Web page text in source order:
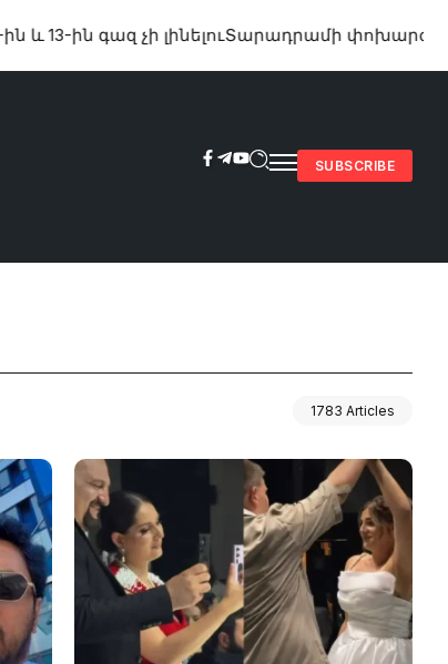
ին գազ չի լինելուՏարադրամի փոխարժեքները
SUBSCRIBE
1783 Articles